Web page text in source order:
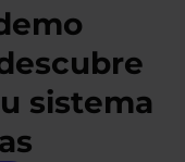
sistema